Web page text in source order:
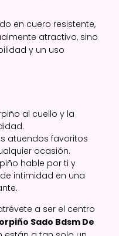
en cuero resistente,
atractivo, sino
y un uso
al cuello y la
atuendos favoritos
ocasión.
hable por ti y
intimidad en una
a ser el centro
Sado Bdsm De